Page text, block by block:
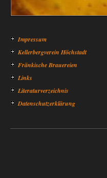
Impressum
Kellerbergverein Höchstadt
Fränkische Brauereien
Links
Literaturverzeichnis
Datenschutzerklärung